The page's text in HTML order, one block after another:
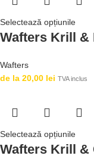
Selectează opțiunile
Wafters Krill &
Wafters
de la 20,00 lei TVA inclus
Selectează opțiunile
Wafters Krill &